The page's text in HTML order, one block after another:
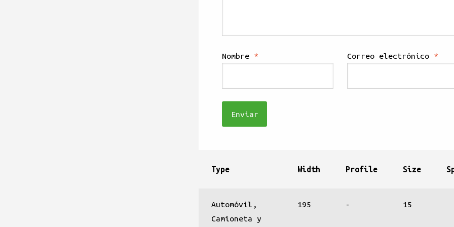
Nombre * Correo electrónico *
Type Width Profile Size
Automóvil,
Camioneta y
195 - 15